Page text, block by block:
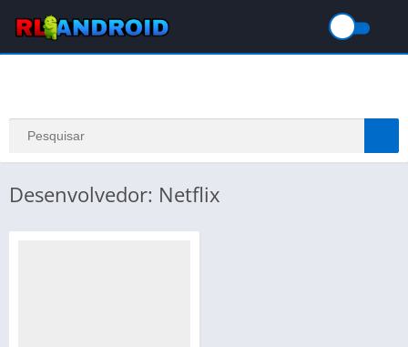
Desenvolvedor: Netflix